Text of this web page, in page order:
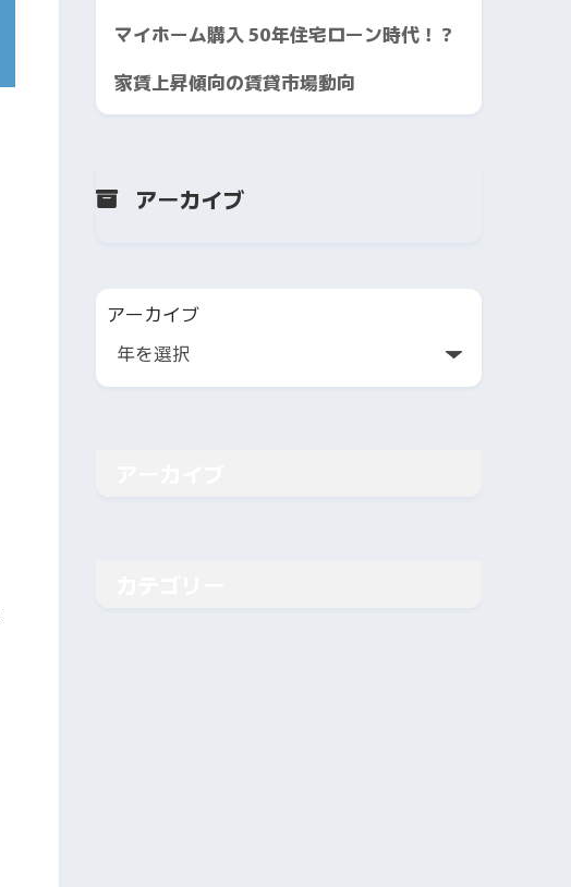
マイホーム購入 50年住宅ローン時代！？
家賃上昇傾向の賃貸市場動向
アーカイブ
アーカイブ